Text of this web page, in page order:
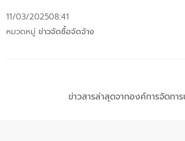
11/03/202508:41
หมวดหมู่ ข่าวจัดซื้อจัดจ้าง
ข่าวสารล่าสุดจากองค์การจัดการ